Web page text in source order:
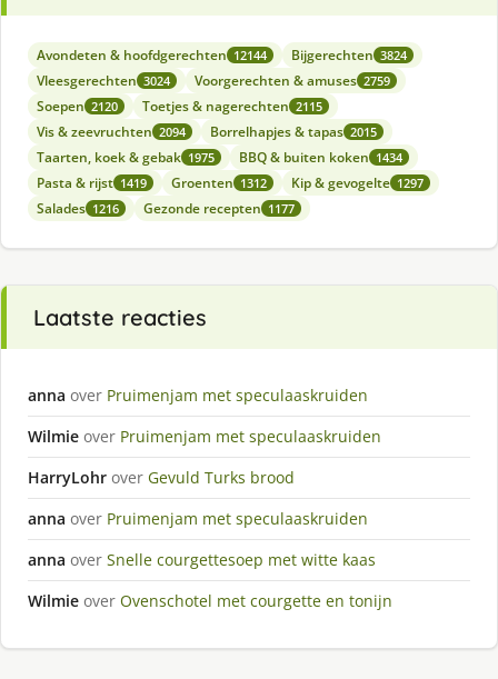
Avondeten & hoofdgerechten 12144 Bijgerechten 3824
Vleesgerechten 3024 Voorgerechten & amuses 2759
Soepen 2120 Toetjes & nagerechten 2115
Vis & zeevruchten 2094 Borrelhapjes & tapas 2015
Taarten, koek & gebak 1975 BBQ & buiten koken 1434
Pasta & rijst 1419 Groenten 1312 Kip & gevogelte 1297
Salades 1216 Gezonde recepten 1177
Laatste reacties
anna over Pruimenjam met speculaaskruiden
Wilmie over Pruimenjam met speculaaskruiden
HarryLohr over Gevuld Turks brood
anna over Pruimenjam met speculaaskruiden
anna over Snelle courgettesoep met witte kaas
Wilmie over Ovenschotel met courgette en tonijn